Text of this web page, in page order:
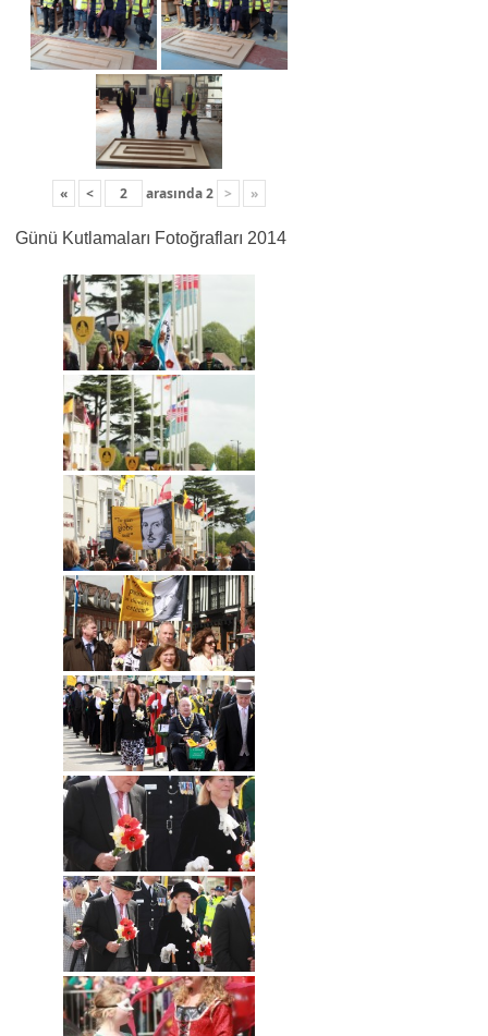
« < arasında2 > »
Günü Kutlamaları Fotoğrafları 2014